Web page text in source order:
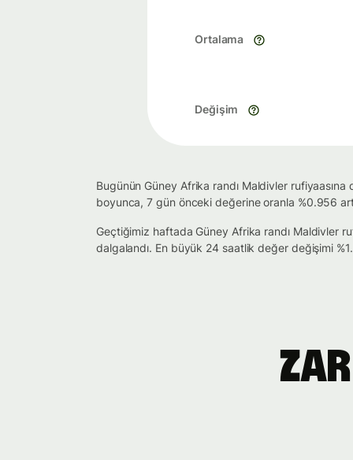
Ortalama
Değişim
Bugünün Güney Afrika randı Maldivler
boyunca, 7 gün önceki değerine oranla %0.956
Geçtiğimiz haftada Güney Afrika randı Maldivler
dalgalandı. En büyük 24 saatlik değer değişimi